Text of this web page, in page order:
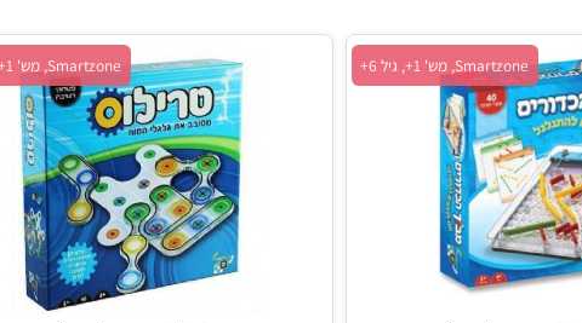
Smartzone, מש' 1+, גיל 6+ Smartzone, מש' 1+, גיל 6+